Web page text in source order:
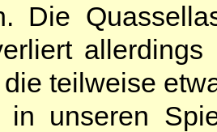
Die
teilweise
unseren